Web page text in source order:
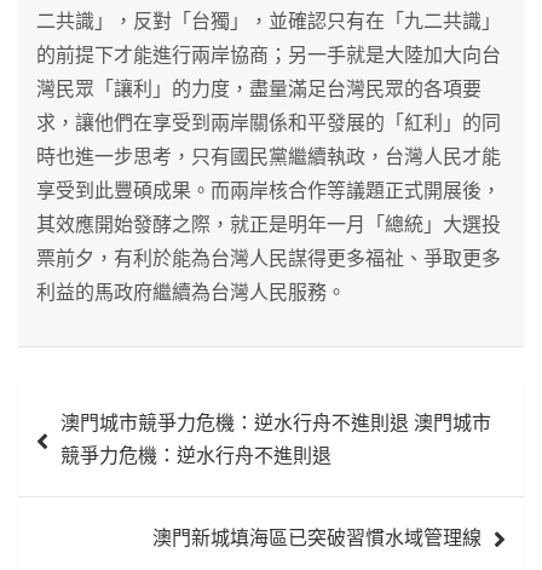
二共識」，反對「台獨」，並確認只有在「九二共識」
的前提下才能進行兩岸協商；另一手就是大陸加大向台
灣民眾「讓利」的力度，盡量滿足台灣民眾的各項要
求，讓他們在享受到兩岸關係和平發展的「紅利」的同
時也進一步思考，只有國民黨繼續執政，台灣人民才能
享受到此豐碩成果。而兩岸核合作等議題正式開展後，
其效應開始發酵之際，就正是明年一月「總統」大選投
票前夕，有利於能為台灣人民謀得更多福祉、爭取更多
利益的馬政府繼續為台灣人民服務。
章
澳門城市競爭力危機：逆水行舟不進則退 澳門城市
競爭力危機：逆水行舟不進則退
澳門新城填海區已突破習慣水域管理線